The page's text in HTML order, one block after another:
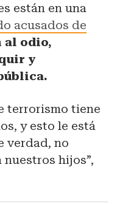
están en una
acusados de
odio,
y
terrorismo tiene
y esto le está
verdad, no
nuestros hijos”,